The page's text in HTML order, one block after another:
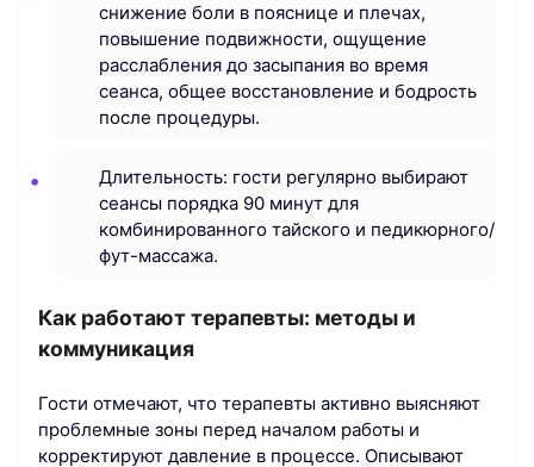
снижение боли в пояснице и плечах,
повышение подвижности, ощущение
расслабления до засыпания во время
сеанса, общее восстановление и бодрость
после процедуры.
Длительность: гости регулярно выбирают
сеансы порядка 90 минут для
комбинированного тайского и педикюрного/
фут-массажа.
Как работают терапевты: методы и
коммуникация
Гости отмечают, что терапевты активно выясняют
проблемные зоны перед началом работы и
корректируют давление в процессе. Описывают